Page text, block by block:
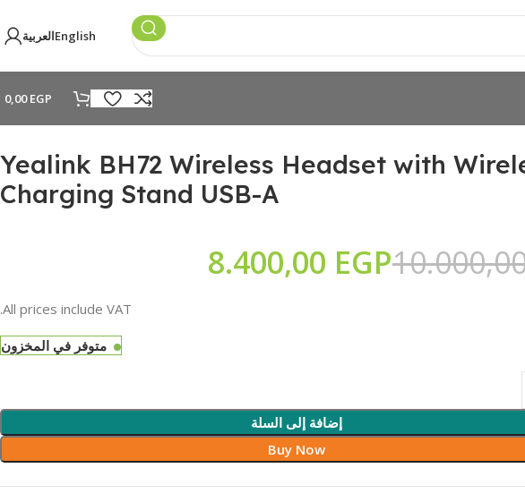
Englishالعربية
0,00EGP
Yealink BH72 Wireless Headset with
Charging Stand USB-A
8.400,00 EGP
All prices include VAT.
متوفر في المخزون
إضافة إلى السلة
Buy Now